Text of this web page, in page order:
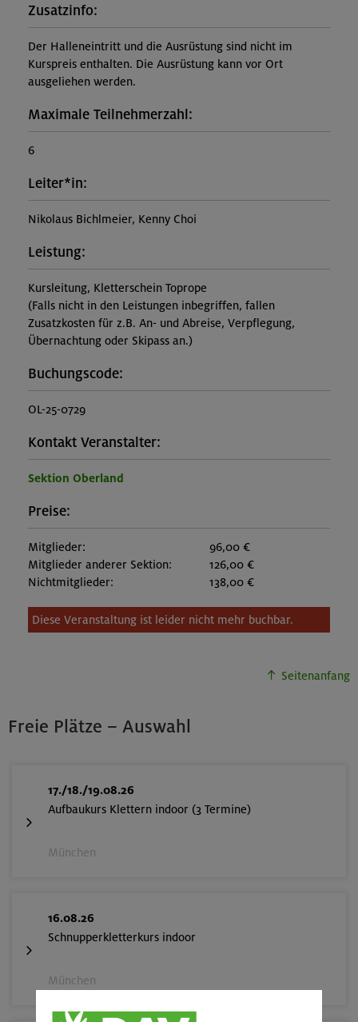
Zusatzinfo:
Der Halleneintritt und die Ausrüstung sind nicht im
Kurspreis enthalten. Die Ausrüstung kann vor Ort
ausgeliehen werden.
Maximale Teilnehmerzahl:
6
Leiter*in:
Nikolaus Bichlmeier, Kenny Choi
Leistung:
Kursleitung, Kletterschein Toprope
(Falls nicht in den Leistungen inbegriffen, fallen
Zusatzkosten für z.B. An- und Abreise, Verpflegung,
Übernachtung oder Skipass an.)
Buchungscode:
OL-25-0729
Kontakt Veranstalter:
Sektion Oberland
Preise:
Mitglieder:
96,00 €
Mitglieder anderer Sektion:
126,00 €
Nichtmitglieder:
138,00 €
Diese Veranstaltung ist leider nicht mehr buchbar.
Seitenanfang
Freie Plätze – Auswahl
17./18./19.08.26
Aufbaukurs Klettern indoor (3 Termine)
München
16.08.26
Schnupperkletterkurs indoor
München